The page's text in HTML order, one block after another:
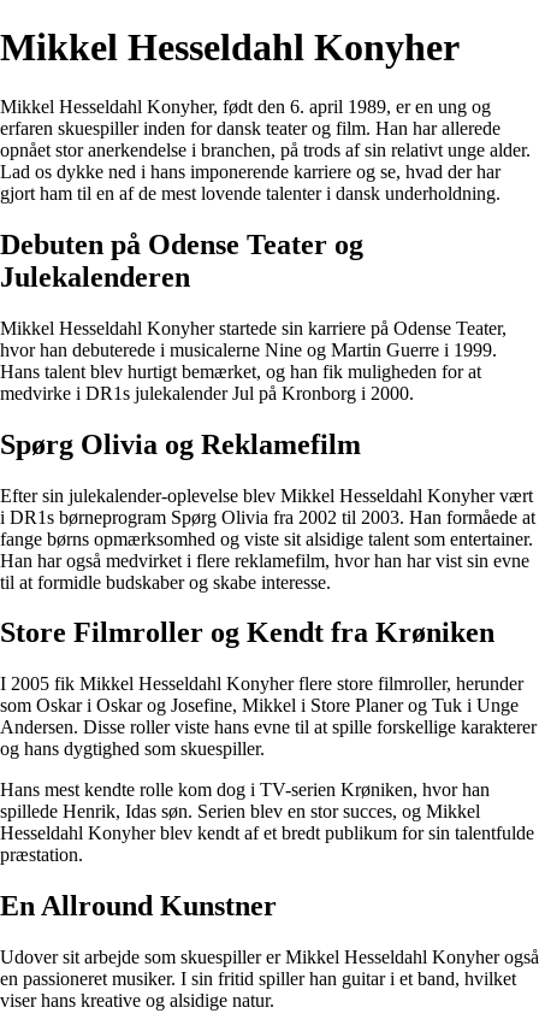
Mikkel Hesseldahl Konyher
Mikkel Hesseldahl Konyher, født den 6. april 1989, er en ung og
erfaren skuespiller inden for dansk teater og film. Han har allerede
opnået stor anerkendelse i branchen, på trods af sin relativt unge alder.
Lad os dykke ned i hans imponerende karriere og se, hvad der har
gjort ham til en af de mest lovende talenter i dansk underholdning.
Debuten på Odense Teater og
Julekalenderen
Mikkel Hesseldahl Konyher startede sin karriere på Odense Teater,
hvor han debuterede i musicalerne Nine og Martin Guerre i 1999.
Hans talent blev hurtigt bemærket, og han fik muligheden for at
medvirke i DR1s julekalender Jul på Kronborg i 2000.
Spørg Olivia og Reklamefilm
Efter sin julekalender-oplevelse blev Mikkel Hesseldahl Konyher vært
i DR1s børneprogram Spørg Olivia fra 2002 til 2003. Han formåede at
fange børns opmærksomhed og viste sit alsidige talent som entertainer.
Han har også medvirket i flere reklamefilm, hvor han har vist sin evne
til at formidle budskaber og skabe interesse.
Store Filmroller og Kendt fra Krøniken
I 2005 fik Mikkel Hesseldahl Konyher flere store filmroller, herunder
som Oskar i Oskar og Josefine, Mikkel i Store Planer og Tuk i Unge
Andersen. Disse roller viste hans evne til at spille forskellige karakterer
og hans dygtighed som skuespiller.
Hans mest kendte rolle kom dog i TV-serien Krøniken, hvor han
spillede Henrik, Idas søn. Serien blev en stor succes, og Mikkel
Hesseldahl Konyher blev kendt af et bredt publikum for sin talentfulde
præstation.
En Allround Kunstner
Udover sit arbejde som skuespiller er Mikkel Hesseldahl Konyher også
en passioneret musiker. I sin fritid spiller han guitar i et band, hvilket
viser hans kreative og alsidige natur.